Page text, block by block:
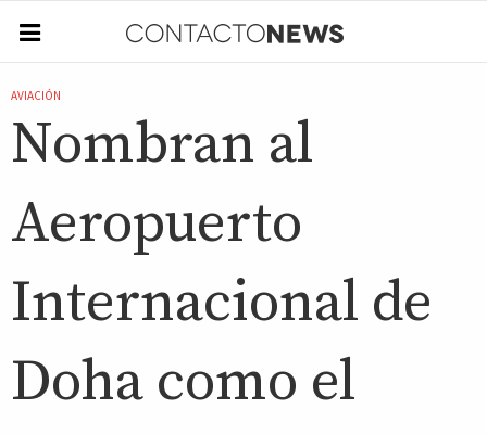
AVIACIÓN
Nombran al
Aeropuerto
Internacional de
Doha como el